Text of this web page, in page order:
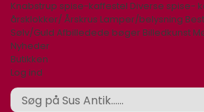
Knabstrup spise-kaffestel Diverse spise-
årsklokker/ Årskrus Lamper/belysning
Sølv/Guld Afbilledede bøger Billedkunst
Nyheder
Butikken
Log ind